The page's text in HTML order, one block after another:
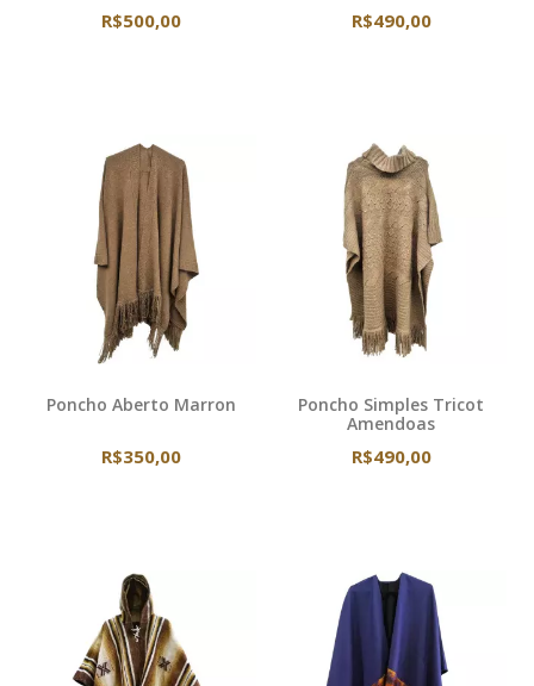
R$500,00 R$490,00
Poncho Aberto Marron
R$350,00
Poncho Simples Tricot
Amendoas
R$490,00